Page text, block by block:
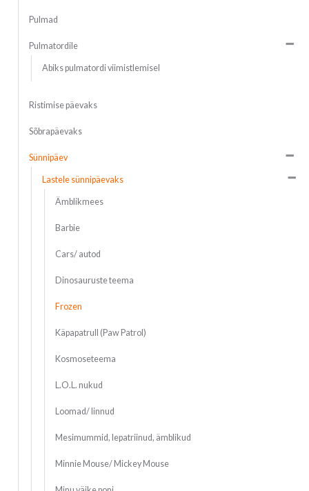
Pulmad
Pulmatordile
Abiks pulmatordi viimistlemisel
Ristimise päevaks
Sõbrapäevaks
Sünnipäev
Lastele sünnipäevaks
Ämblikmees
Barbie
Cars/ autod
Dinosauruste teema
Frozen
Käpapatrull (Paw Patrol)
Kosmoseteema
L.O.L. nukud
Loomad/ linnud
Mesimummid, lepatriinud, ämblikud
Minnie Mouse/ Mickey Mouse